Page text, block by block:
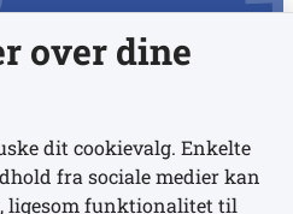
over dine
dit cookievalg. Enkelte
fra sociale medier kan
ligesom funktionalitet til